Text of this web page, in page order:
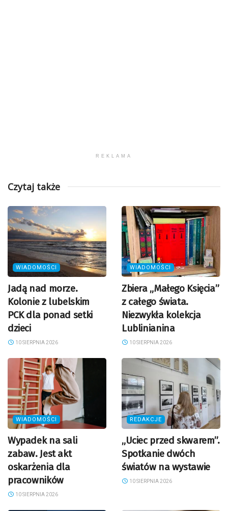
REKLAMA
Czytaj także
WIADOMOŚCI
Jadą nad morze.
Kolonie z lubelskim
PCK dla ponad setki
dzieci
10 SIERPNIA 2026
WIADOMOŚCI
Zbiera „Małego Księcia”
z całego świata.
Niezwykła kolekcja
Lublinianina
10 SIERPNIA 2026
WIADOMOŚCI
Wypadek na sali
zabaw. Jest akt
oskarżenia dla
pracowników
10 SIERPNIA 2026
REDAKCJE
„Uciec przed skwarem”.
Spotkanie dwóch
światów na wystawie
10 SIERPNIA 2026